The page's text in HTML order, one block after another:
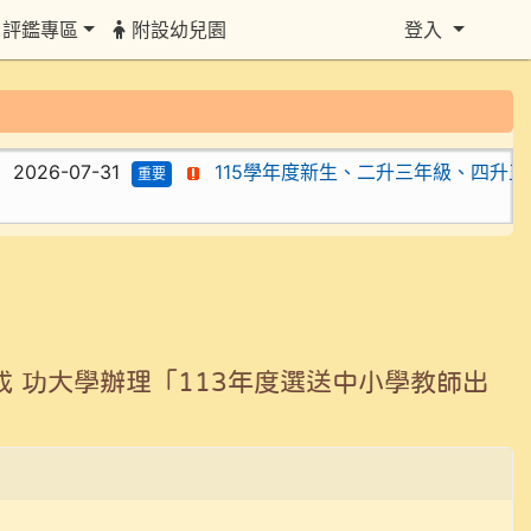
07-31 重要 115學年度新生、二升三年級、四升五
功大學辦理「113年度選送中小學教師出
鑑專區 附設幼兒園 登入